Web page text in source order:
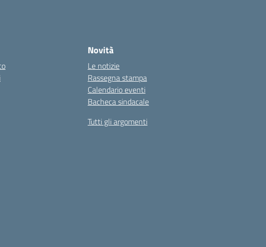
Novità
Le notizie
Rassegna stampa
Calendario eventi
Bacheca sindacale
Tutti gli argomenti